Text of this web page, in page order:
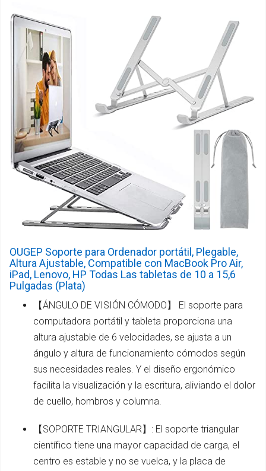
OUGEP Soporte para Ordenador portátil, Plegable,
Altura Ajustable, Compatible con MacBook Pro Air,
iPad, Lenovo, HP Todas Las tabletas de 10 a 15,6
Pulgadas (Plata)
【ÁNGULO DE VISIÓN CÓMODO】 El soporte para
computadora portátil y tableta proporciona una
altura ajustable de 6 velocidades, se ajusta a un
ángulo y altura de funcionamiento cómodos según
sus necesidades reales. Y el diseño ergonómico
facilita la visualización y la escritura, aliviando el dolor
de cuello, hombros y columna.
【SOPORTE TRIANGULAR】: El soporte triangular
científico tiene una mayor capacidad de carga, el
centro es estable y no se vuelca, y la placa de